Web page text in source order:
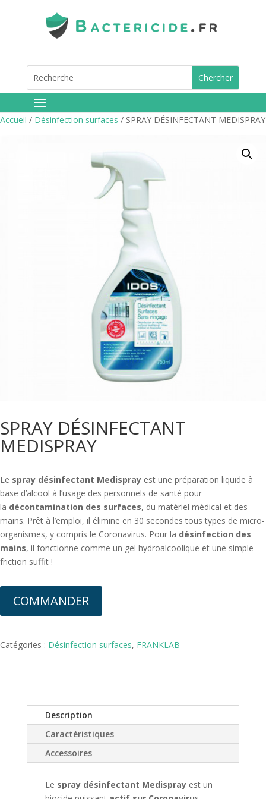
Accueil / Désinfection surfaces / SPRAY DÉSINFECTANT MEDISPRAY
SPRAY DÉSINFECTANT
MEDISPRAY
Le spray désinfectant Medispray est une préparation liquide à
base d’alcool à l’usage des personnels de santé pour
la décontamination des surfaces, du matériel médical et des
mains. Prêt à l’emploi, il élimine en 30 secondes tous types de micro-
organismes, y compris le Coronavirus. Pour la désinfection des
mains, il fonctionne comme un gel hydroalcoolique et une simple
friction suffit !
COMMANDER
Catégories : Désinfection surfaces, FRANKLAB
Description
Caractéristiques
Accessoires
Le spray désinfectant Medisprayest un